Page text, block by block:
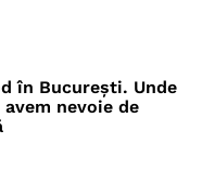
în București. Unde
nevoie de